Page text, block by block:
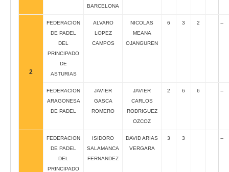
BARCELONA
2
FEDERACION
DE PADEL
DEL
PRINCIPADO
DE
ASTURIAS
ALVARO
LOPEZ
CAMPOS
NICOLAS
MEANA
OJANGUREN
6 3 2 --
FEDERACION
ARAGONESA
DE PADEL
JAVIER
GASCA
ROMERO
JAVIER
CARLOS
RODRIGUEZ
OZCOZ
2 6 6 --
FEDERACION
DE PADEL
DEL
PRINCIPADO
ISIDORO
SALAMANCA
FERNANDEZ
DAVID ARIAS
VERGARA
3 3 --